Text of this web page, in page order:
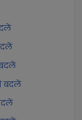
बदलें
बदलें